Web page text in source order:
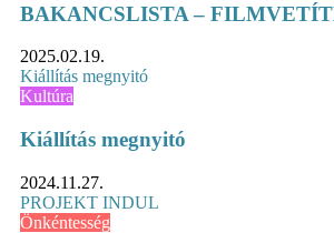
BAKANCSLISTA –
2025.02.19.
Kiállítás megnyitó
Kultúra
Kiállítás megnyitó
2024.11.27.
PROJEKT INDUL
Önkéntesség